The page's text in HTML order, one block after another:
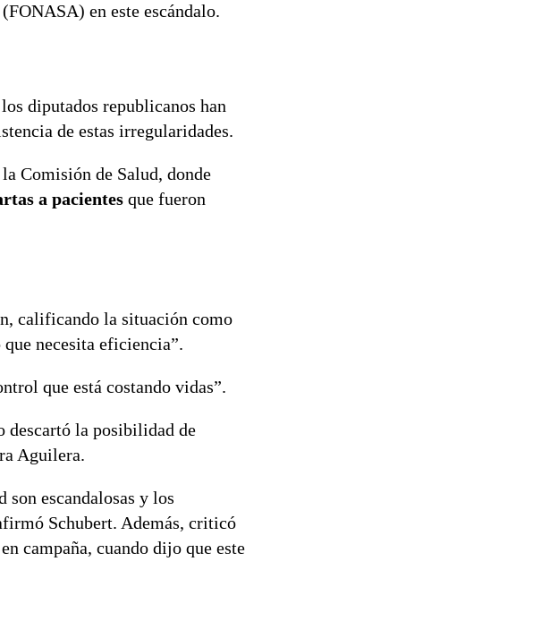
(FONASA) en este escándalo.
diputados republicanos han
de estas irregularidades.
la Comisión de Salud, donde
a pacientes que fueron
calificando la situación como
necesita eficiencia”.
que está costando vidas”.
descartó la posibilidad de
Aguilera.
son escandalosas y los
Schubert. Además, criticó
campaña, cuando dijo que este